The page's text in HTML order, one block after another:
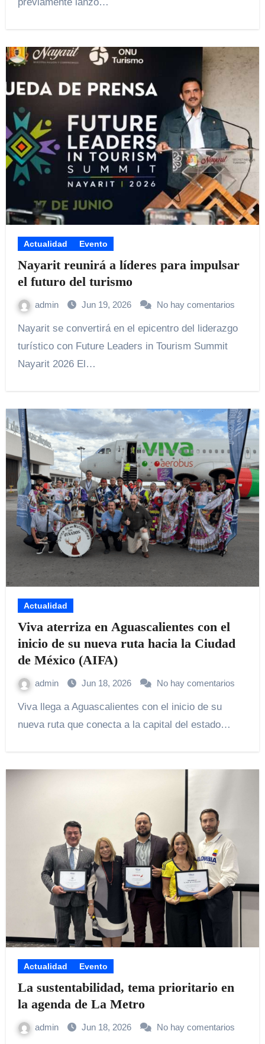
Actualidad Evento
Nayarit reunirá a líderes para impulsar
el futuro del turismo
admin Jun 19, 2026 No hay comentarios
Nayarit se convertirá en el epicentro del liderazgo
turístico con Future Leaders in Tourism Summit
Nayarit 2026 El…
Actualidad
Viva aterriza en Aguascalientes con el
inicio de su nueva ruta hacia la Ciudad
de México (AIFA)
admin Jun 18, 2026 No hay comentarios
Viva llega a Aguascalientes con el inicio de su
nueva ruta que conecta a la capital del estado…
Actualidad Evento
La sustentabilidad, tema prioritario en
la agenda de La Metro
admin Jun 18, 2026 No hay comentarios